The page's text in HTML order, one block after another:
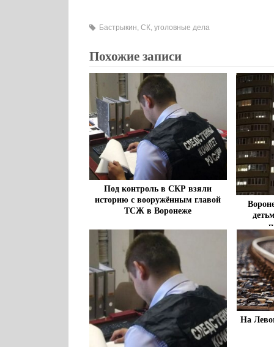
Бастрыкин, СК, уголовные дела
Похожие записи
Под контроль в СКР взяли
историю с вооружённым главой
ТСЖ в Воронеже
На